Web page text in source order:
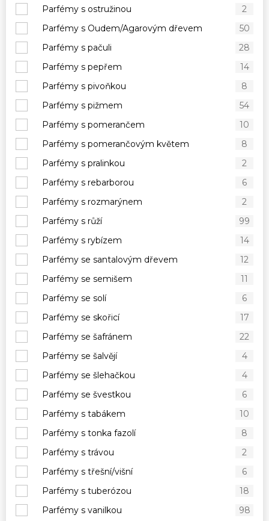
Parfémy s ostružinou
2
Parfémy s Oudem/Agarovým dřevem
50
Parfémy s pačuli
28
Parfémy s pepřem
14
Parfémy s pivoňkou
8
Parfémy s pižmem
54
Parfémy s pomerančem
10
Parfémy s pomerančovým květem
8
Parfémy s pralinkou
2
Parfémy s rebarborou
6
Parfémy s rozmarýnem
2
Parfémy s růží
99
Parfémy s rybízem
14
Parfémy se santalovým dřevem
12
Parfémy se semišem
11
Parfémy se solí
6
Parfémy se skořicí
17
Parfémy se šafránem
22
Parfémy se šalvějí
4
Parfémy se šlehačkou
4
Parfémy se švestkou
6
Parfémy s tabákem
10
Parfémy s tonka fazolí
8
Parfémy s trávou
2
Parfémy s třešní/višní
6
Parfémy s tuberózou
18
Parfémy s vanilkou
98